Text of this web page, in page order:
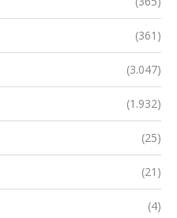
(361)
(3.047)
(1.932)
(25)
(21)
(4)